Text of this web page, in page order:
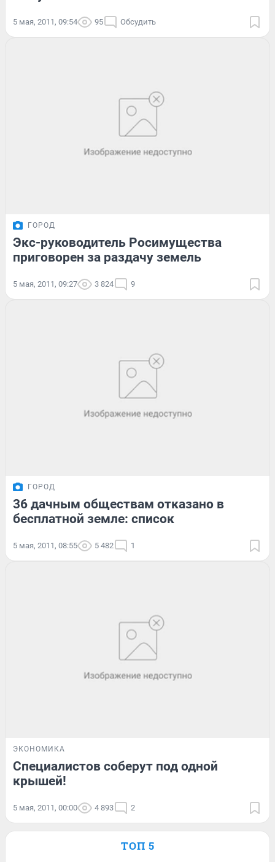
5 мая, 2011, 09:54 95 Обсудить
ГОРОД
Экс-руководитель Росимущества
приговорен за раздачу земель
5 мая, 2011, 09:27 3 824 9
ГОРОД
36 дачным обществам отказано в
бесплатной земле: список
5 мая, 2011, 08:55 5 482 1
ЭКОНОМИКА
Специалистов соберут под одной
крышей!
5 мая, 2011, 00:00 4 893 2
ТОП 5